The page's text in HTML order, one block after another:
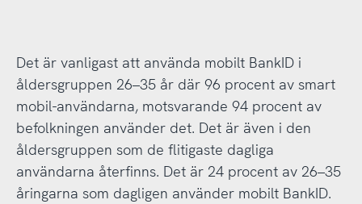
Det är vanligast att använda mobilt BankID i
åldersgruppen 26–35 år där 96 procent av smart
mobil-användarna, motsvarande 94 procent av
befolkningen använder det. Det är även i den
åldersgruppen som de flitigaste dagliga
användarna återfinns. Det är 24 procent av 26–35
åringarna som dagligen använder mobilt BankID.